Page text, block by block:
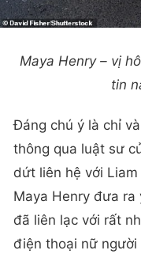
Maya Henry – vị
tin
Đáng chú ý là chỉ
thông qua luật sư
dứt liên hệ với
Maya Henry đưa ra
đã liên lạc với rất
điện thoại nữ người